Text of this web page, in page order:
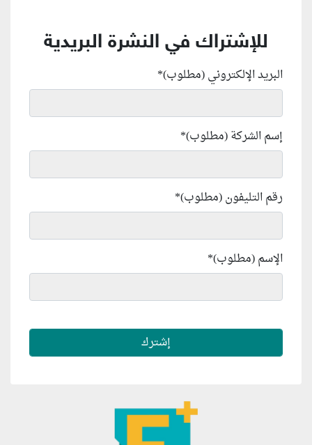
للإشتراك في النشرة البريدية
البريد الإلكتروني (مطلوب)*
إسم الشركة (مطلوب)*
رقم التليفون (مطلوب)*
الإسم (مطلوب)*